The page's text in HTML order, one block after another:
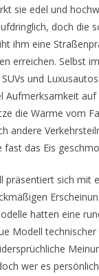
sie edel und
doch die
ihm eine
erreichen. Selbst
und
Aufmerksamkeit auf
die Wärme vom
andere
fast das Eis
präsentiert sich mit
hatten eine
Modell
wer es